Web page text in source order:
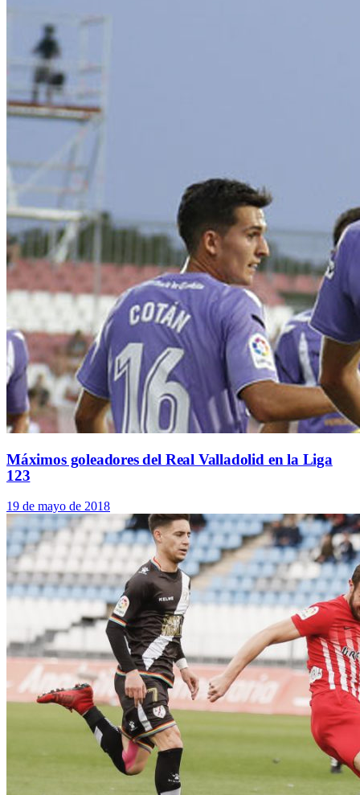
Máximos goleadores del Real Valladolid en la Liga
123
19 de mayo de 2018